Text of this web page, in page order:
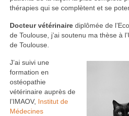
thérapies qui se complètent et se
Docteur vétérinaire diplômée de
de Toulouse, j’ai soutenu ma thèse à
de Toulouse.
J’ai suivi une
formation en
ostéopathie
vétérinaire auprès de
l’IMAOV, Institut de
Médecines